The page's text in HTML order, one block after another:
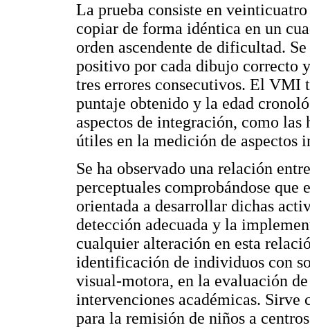
La prueba consiste en
copiar de forma idéntica en un
orden ascendente de dificultad.
positivo por cada dibujo correcto
tres errores consecutivos. El VMI
puntaje obtenido y la edad
aspectos de integración, como
útiles en la medición de aspectos
Se ha observado una relación
perceptuales comprobándose que
orientada a desarrollar dichas
detección adecuada y la
cualquier alteración en esta
identificación de individuos con
visual-motora, en la evaluación
intervenciones académicas. Sirve
para la remisión de niños a